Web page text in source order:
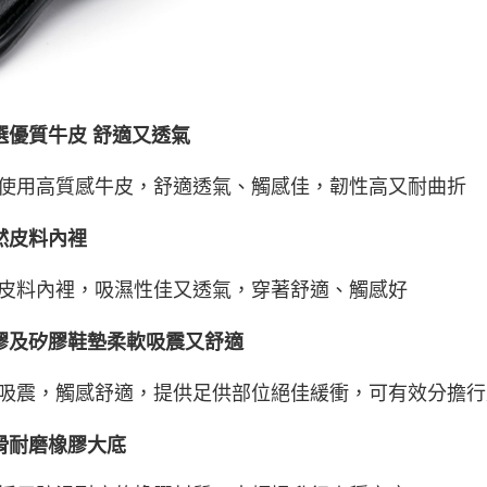
優質牛皮 舒適又透氣
用高質感牛皮，舒適透氣、觸感佳，韌性高又耐曲折
皮料內裡
料內裡，吸濕性佳又透氣，穿著舒適、觸感好
及矽膠鞋墊柔軟吸震又舒適
震，觸感舒適，提供足供部位絕佳緩衝，可有效分擔
耐磨橡膠大底